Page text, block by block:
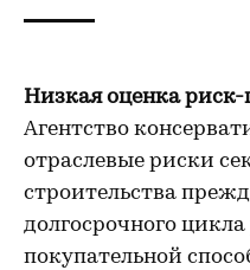
Низкая оценка
Агентство
отраслевые риски
строительства
долгосрочного
покупательной